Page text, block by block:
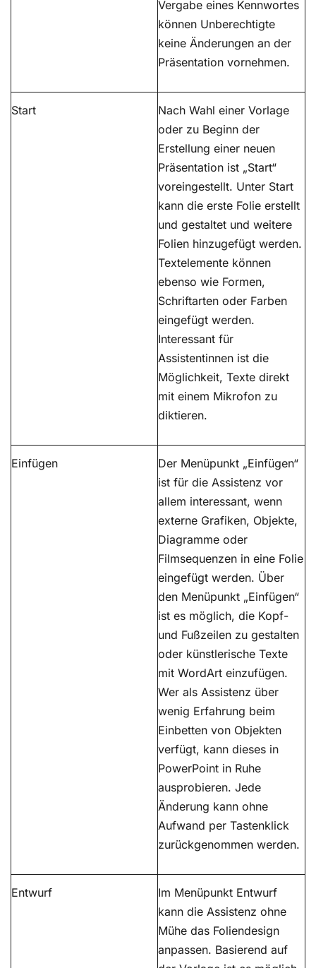
Vergabe eines Kennwortes
können Unberechtigte
keine Änderungen an der
Präsentation vornehmen.
Start
Nach Wahl einer Vorlage
oder zu Beginn der
Erstellung einer neuen
Präsentation ist „Start“
voreingestellt. Unter Start
kann die erste Folie erstellt
und gestaltet und weitere
Folien hinzugefügt werden.
Textelemente können
ebenso wie Formen,
Schriftarten oder Farben
eingefügt werden.
Interessant für
Assistentinnen ist die
Möglichkeit, Texte direkt
mit einem Mikrofon zu
diktieren.
Einfügen
Der Menüpunkt „Einfügen“
ist für die Assistenz vor
allem interessant, wenn
externe Grafiken, Objekte,
Diagramme oder
Filmsequenzen in eine Folie
eingefügt werden. Über
den Menüpunkt „Einfügen“
ist es möglich, die Kopf-
und Fußzeilen zu gestalten
oder künstlerische Texte
mit WordArt einzufügen.
Wer als Assistenz über
wenig Erfahrung beim
Einbetten von Objekten
verfügt, kann dieses in
PowerPoint in Ruhe
ausprobieren. Jede
Änderung kann ohne
Aufwand per Tastenklick
zurückgenommen werden.
Entwurf
Im Menüpunkt Entwurf
kann die Assistenz ohne
Mühe das Foliendesign
anpassen. Basierend auf